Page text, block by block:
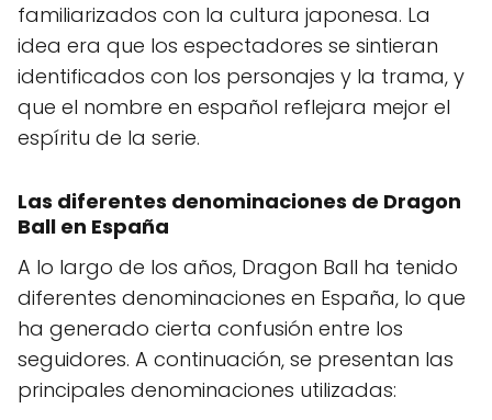
familiarizados con la cultura japonesa. La
idea era que los espectadores se sintieran
identificados con los personajes y la trama, y
que el nombre en español reflejara mejor el
espíritu de la serie.
Las diferentes denominaciones de Dragon
Ball en España
A lo largo de los años, Dragon Ball ha tenido
diferentes denominaciones en España, lo que
ha generado cierta confusión entre los
seguidores. A continuación, se presentan las
principales denominaciones utilizadas: